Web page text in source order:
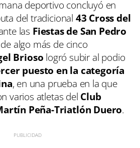
deportivo concluyó en
del tradicional 43 Cross del
las Fiestas de San Pedro
algo más de cinco
Brioso logró subir al podio
puesto en la categoría
, en una prueba en la que
varios atletas del Club
Peña-Triatlón Duero.